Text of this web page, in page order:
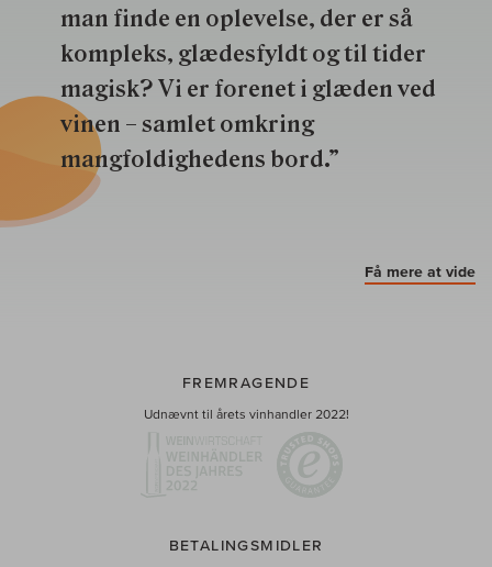
man finde en oplevelse, der er så
kompleks, glædesfyldt og til tider
magisk? Vi er forenet i glæden ved
vinen – samlet omkring
mangfoldighedens bord.”
Få mere at vide
FREMRAGENDE
Udnævnt til årets vinhandler 2022!
BETALINGSMIDLER